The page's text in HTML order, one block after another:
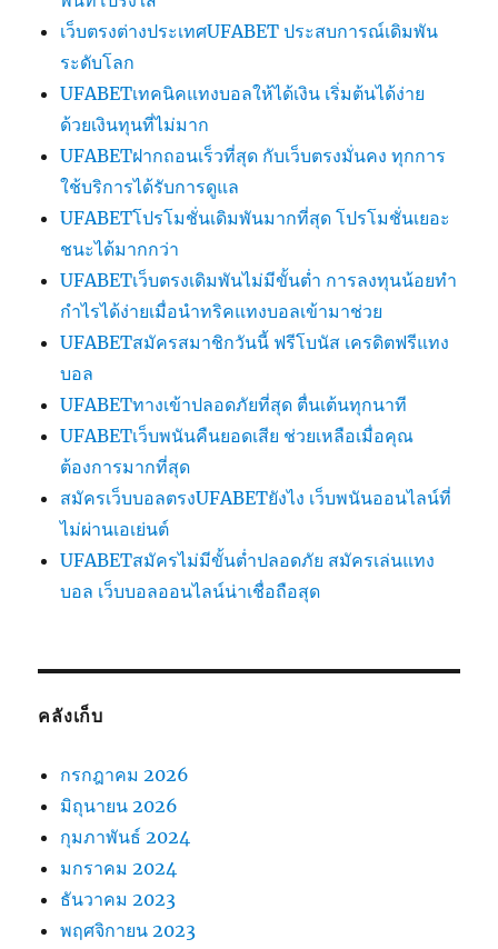
เว็บตรงต่างประเทศUFABET ประสบการณ์เดิมพัน
ระดับโลก
UFABETเทคนิคแทงบอลให้ได้เงิน เริ่มต้นได้ง่าย
ด้วยเงินทุนที่ไม่มาก
UFABETฝากถอนเร็วที่สุด กับเว็บตรงมั่นคง ทุกการ
ใช้บริการได้รับการดูแล
UFABETโปรโมชั่นเดิมพันมากที่สุด โปรโมชั่นเยอะ
ชนะได้มากกว่า
UFABETเว็บตรงเดิมพันไม่มีขั้นต่ำ การลงทุนน้อยทำ
กำไรได้ง่ายเมื่อนำทริคแทงบอลเข้ามาช่วย
UFABETสมัครสมาชิกวันนี้ ฟรีโบนัส เครดิตฟรีแทง
บอล
UFABETทางเข้าปลอดภัยที่สุด ตื่นเต้นทุกนาที
UFABETเว็บพนันคืนยอดเสีย ช่วยเหลือเมื่อคุณ
ต้องการมากที่สุด
สมัครเว็บบอลตรงUFABETยังไง เว็บพนันออนไลน์ที่
ไม่ผ่านเอเย่นต์
UFABETสมัครไม่มีขั้นต่ำปลอดภัย สมัครเล่นแทง
บอล เว็บบอลออนไลน์น่าเชื่อถือสุด
คลังเก็บ
กรกฎาคม 2026
มิถุนายน 2026
กุมภาพันธ์ 2024
มกราคม 2024
ธันวาคม 2023
พฤศจิกายน 2023